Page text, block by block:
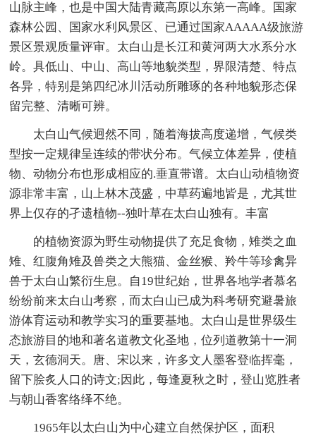
山脉主峰，也是中国大陆青藏高原以东第一高峰。国家
森林公园、国家水利风景区、已通过国家AAAAA级旅游
景区景观质量评审。太白山是长江和黄河两大水系分水
岭。具低山、中山、高山等地貌类型，界限清楚、特点
各异，特别是第四纪冰川活动所雕琢的各种地貌形态保
留完整、清晰可辨。
太白山气候迥然不同，随着海拔高度递增，气候类
型按一定规律呈连续的带状分布。气候立体差异，使植
物、动物分布也形成相应的.垂直带谱。太白山动植物资
源非常丰富，山上林木茂盛，中草药遍地皆是，尤其世
界上仅存的孑遗植物--独叶草在太白山独有。丰富
的植物资源为野生动物提供了充足食物，雉类之血
雉、红腹角雉及兽类之大熊猫、金丝猴、羚牛等珍禽异
兽于太白山繁衍生息。自19世纪始，世界各地学者慕名
纷纷前来太白山考察，而太白山已成为科考研究避暑旅
游体育运动和教学实习的重要基地。太白山是世界级生
态旅游目的地和著名道教文化圣地，位列道教第十一洞
天，玄德洞天。唐、宋以来，许多文人墨客登临挥毫，
留下脍炙人口的诗文;因此，每逢夏秋之时，登山览胜者
与朝山香客络绎不绝。
1965年以太白山为中心建立自然保护区，面积